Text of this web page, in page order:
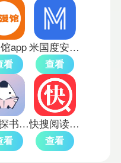
app
看
米国度安卓版
查看
饭团探书旧版
看
快搜阅读器免费版
查看